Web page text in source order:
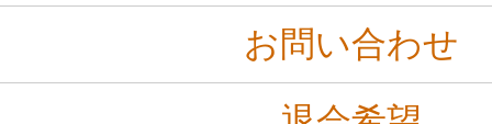
お問い合わせ